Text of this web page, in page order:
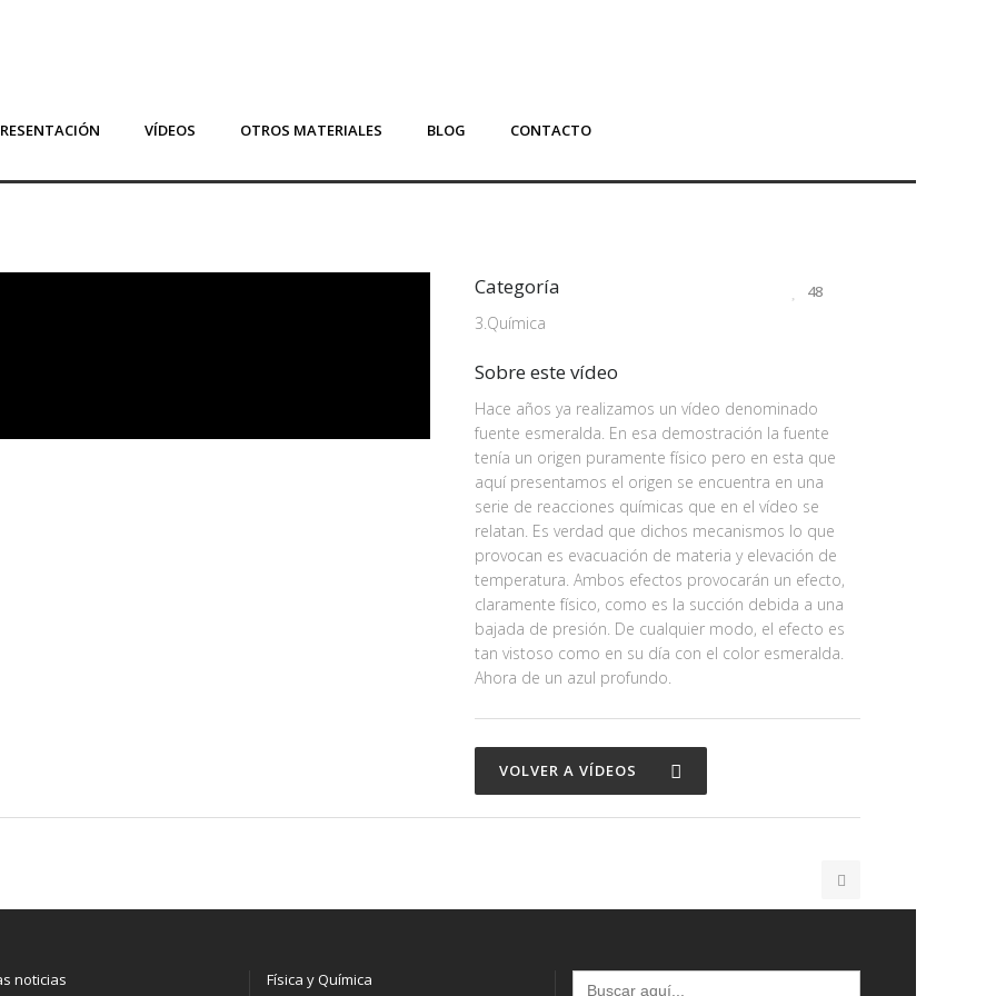
VÍDEOS OTROS MATERIALES BLOG CONTACTO
Categoría
3.Química
Sobre este vídeo
Hace años ya realizamos un vídeo denominado
fuente esmeralda. En esa demostración la fuente
tenía un origen puramente físico pero en esta que
aquí presentamos el origen se encuentra en una
serie de reacciones químicas que en el vídeo se
relatan. Es verdad que dichos mecanismos lo que
provocan es evacuación de materia y elevación de
temperatura. Ambos efectos provocarán un efecto,
claramente físico, como es la succión debida a una
bajada de presión. De cualquier modo, el efecto es
tan vistoso como en su día con el color esmeralda.
Ahora de un azul profundo.
VOLVER A VÍDEOS
48
noticias Física y Química Buscar: